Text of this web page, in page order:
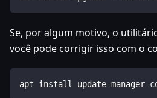
Se, por algum motivo, o
você pode corrigir isso com o
apt install update-manager-